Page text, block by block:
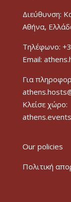
Διεύθυνση:
Αθήνα,
Τηλέφωνο:
Email:
Για
Κλείσε χώρο:
Our policies
Πολιτική